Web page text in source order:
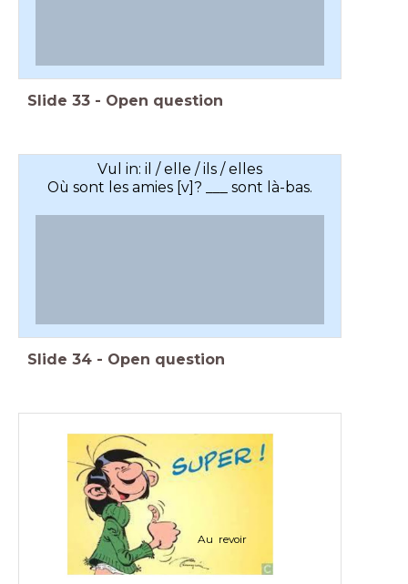
Slide 33 - Open question
Vul in: il / elle / ils / elles
Où sont les amies [v]? ___ sont là-bas.
Slide 34 - Open question
Au revoir